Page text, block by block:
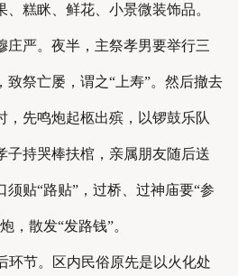
糕眯、鲜花、小景微装饰品。
庄严。夜半，主祭孝男要举行三
致祭亡屡，谓之“上寿”。然后撤去
，先鸣炮起柩出殡，以锣鼓乐队
子持哭棒扶棺，亲属朋友随后送
贴“路贴”，过桥、过神庙要“参
，散发“发路钱”。
环节。区内民俗原先是以火化处